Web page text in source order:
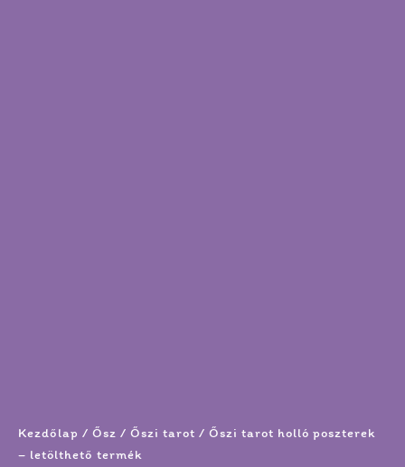
Kezdőlap / Ősz / Őszi tarot / Őszi tarot holló poszterek
– letölthető termék